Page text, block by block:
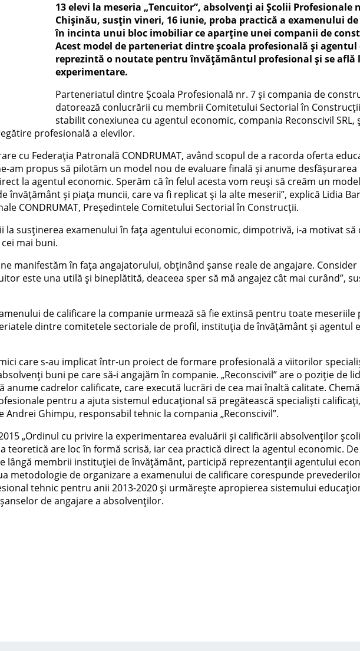
13 elevi la meseria „Tencuitor”, absolvenți ai Școlii Profesionale
Chișinău, susțin vineri, 16 iunie, proba practică a examenului
în incinta unui bloc imobiliar ce aparține unei companii de
Acest model de parteneriat dintre școala profesională și agentul
reprezintă o noutate pentru învățământul profesional și se află
experimentare.
Parteneriatul dintre Școala Profesională nr. 7 și compania de
datorează conlucrării cu membrii Comitetului Sectorial în
stabilit conexiunea cu agentul economic, compania Reconscivil SRL,
profesională a elevilor.
cu Federația Patronală CONDRUMAT, având scopul de a racorda oferta
am propus să pilotăm un model nou de evaluare finală și anume
la agentul economic. Sperăm că în felul acesta vom reuși să creăm un
și piața muncii, care va fi replicat și la alte meserii”, explică Lidia
CONDRUMAT, Președintele Comitetului Sectorial în Construcții.
la susținerea examenului în fața agentului economic, dimpotrivă, i-a motivat să
mai buni.
manifestăm în fața angajatorului, obținând șanse reale de angajare. Consider
este una utilă și bineplătită, deaceea sper să mă angajez cât mai curând”,
de calificare la companie urmează să fie extinsă pentru toate meseriile
dintre comitetele sectoriale de profil, instituția de învățământ și agentul
care s-au implicat într-un proiect de formare profesională a viitorilor
buni pe care să-i angajăm în companie. „Reconscivil” are o poziție de
anume cadrelor calificate, care execută lucrări de cea mai înaltă calitate.
pentru a ajuta sistemul educațional să pregătească specialiști
Ghimpu, responsabil tehnic la compania „Reconscivil”.
„Ordinul cu privire la experimentarea evaluării și calificării absolvenților
teoretică are loc în formă scrisă, iar cea practică direct la agentul economic.
lângă membrii instituției de învățământ, participă reprezentanții agentului
metodologie de organizare a examenului de calificare corespunde
tehnic pentru anii 2013-2020 și urmărește apropierea sistemului
de angajare a absolvenților.